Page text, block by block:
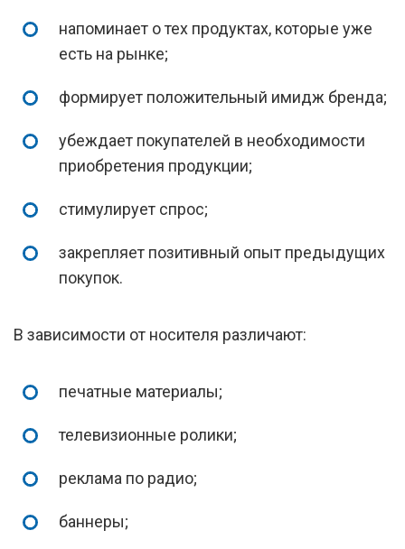
напоминает о тех продуктах, которые уже
есть на рынке;
формирует положительный имидж бренда;
убеждает покупателей в необходимости
приобретения продукции;
стимулирует спрос;
закрепляет позитивный опыт предыдущих
покупок.
В зависимости от носителя различают:
печатные материалы;
телевизионные ролики;
реклама по радио;
баннеры;